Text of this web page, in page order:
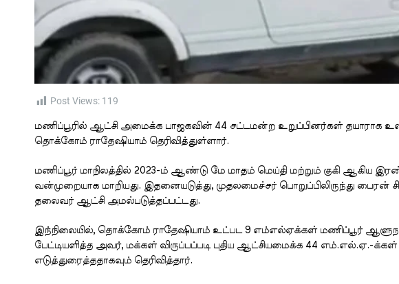
Post Views: 119
மணிப்பூரில் ஆட்சி அமைக்க பாஜகவின் 44 சட்டமன்ற உறுப்பினர்கள் தயாராக
தொக்கோம் ராதேஷியாம் தெரிவித்துள்ளார்.
மணிப்பூர் மாநிலத்தில் 2023-ம் ஆண்டு மே மாதம் மெய்தி மற்றும் குகி ஆகிய
வன்முறையாக மாறியது. இதனையடுத்து, முதலமைச்சர் பொறுப்பிலிருந்து பைரன் சிங்
தலைவர் ஆட்சி அமல்படுத்தப்பட்டது.
இந்நிலையில், தொக்கோம் ராதேஷியாம் உட்பட 9 எம்எல்ஏக்கள் மணிப்பூர்
பேட்டியளித்த அவர், மக்கள் விருப்பப்படி புதிய ஆட்சியமைக்க 44 எம்.எல்.ஏ.-
எடுத்துரைத்ததாகவும் தெரிவித்தார்.